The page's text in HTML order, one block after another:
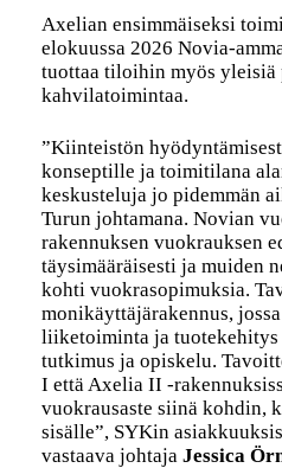
Axelian ensimmäiseksi
elokuussa 2026 Novia-
tuottaa tiloihin myös yleisiä
kahvilatoimintaa.
”Kiinteistön
konseptille ja toimitilana
keskusteluja jo pidemmän
Turun johtamana. Novian
rakennuksen vuokrauksen
täysimääräisesti ja muiden
kohti vuokrasopimuksia.
monikäyttäjärakennus,
liiketoiminta ja
tutkimus ja opiskelu.
I että Axelia II -
vuokrausaste siinä kohdin,
sisälle”, SYKin
vastaava johtaja Jessica